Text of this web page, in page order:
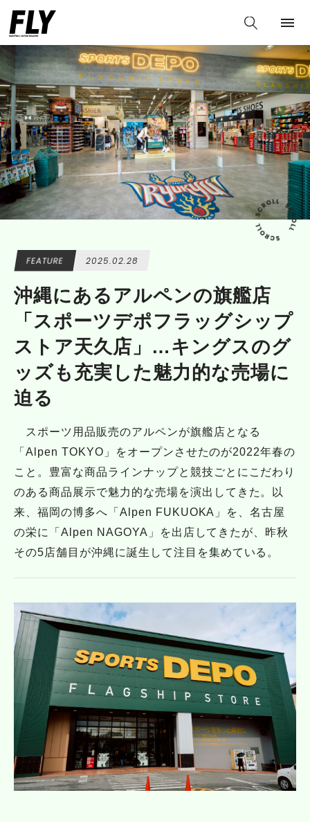
FEATURE 2025.02.28
沖縄にあるアルペンの旗艦店
「スポーツデポフラッグシップ
ストア天久店」…キングスのグ
ッズも充実した魅力的な売場に
迫る
スポーツ用品販売のアルペンが旗艦店となる
「Alpen TOKYO」をオープンさせたのが2022年春の
こと。豊富な商品ラインナップと競技ごとにこだわり
のある商品展示で魅力的な売場を演出してきた。以
来、福岡の博多へ「Alpen FUKUOKA」を、名古屋
の栄に「Alpen NAGOYA」を出店してきたが、昨秋
その5店舗目が沖縄に誕生して注目を集めている。